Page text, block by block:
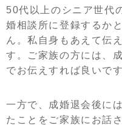
50代以上のシニア世代
婚相談所に登録するか
ん。私自身もあえて伝
す。ご家族の方には、
でお伝えすれば良いです
一方で、成婚退会後に
たことをご家族にお話